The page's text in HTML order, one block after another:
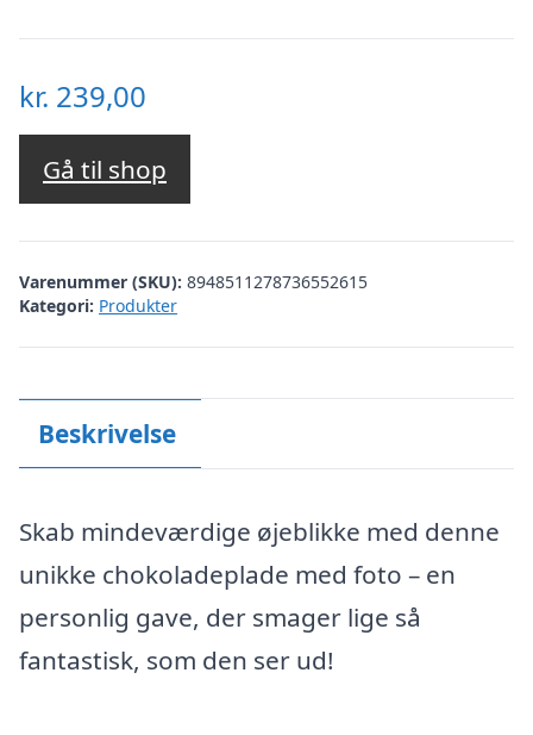
kr. 239,00
Gå til shop
Varenummer (SKU): 8948511278736552615
Kategori: Produkter
Beskrivelse
Skab mindeværdige øjeblikke med denne
unikke chokoladeplade med foto – en
personlig gave, der smager lige så
fantastisk, som den ser ud!